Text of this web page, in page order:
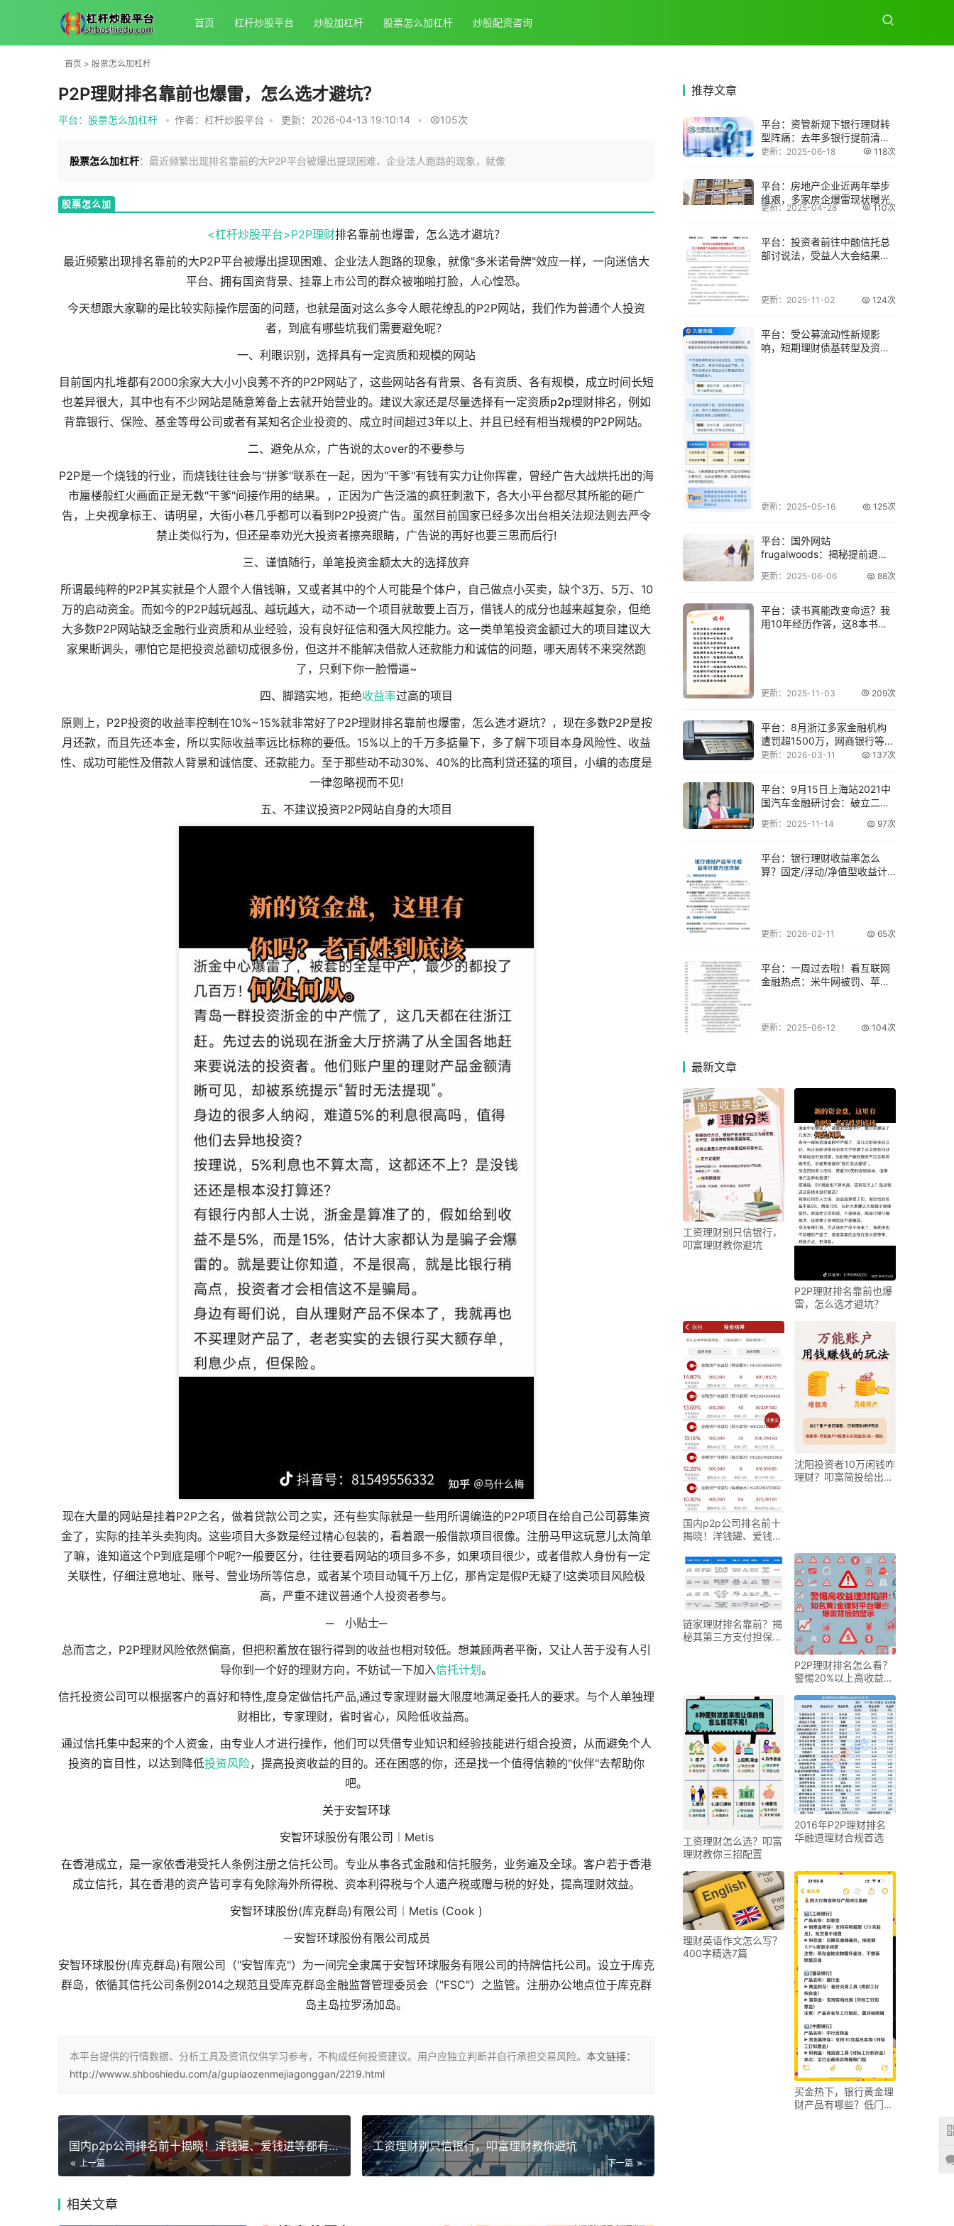
首页 杠杆炒股平台 炒股加杠杆 股票怎么加杠杆 炒股配资咨询
首页 > 股票怎么加杠杆
P2P理财排名靠前也爆雷，怎么选才避坑？
平台：股票怎么加杠杆 • 作者：杠杆炒股平台 • 更新：2026-04-13 19:10:14 • 105次
股票怎么加杠杆：最近频繁出现排名靠前的大P2P平台被爆出提现困难、企业法人跑路的现象，就像
股票怎么加
<杠杆炒股平台>P2P理财排名靠前也爆雷，怎么选才避坑？
最近频繁出现排名靠前的大P2P平台被爆出提现困难、企业法人跑路的现象，就像"多米诺骨牌"效应一样，一向迷信大
平台、拥有国资背景、挂靠上市公司的群众被啪啪打脸，人心惶恐。
今天想跟大家聊的是比较实际操作层面的问题，也就是面对这么多令人眼花缭乱的P2P网站，我们作为普通个人投资
者，到底有哪些坑我们需要避免呢？
一、利眼识别，选择具有一定资质和规模的网站
目前国内扎堆都有2000余家大大小小良莠不齐的P2P网站了，这些网站各有背景、各有资质、各有规模，成立时间长短
也差异很大，其中也有不少网站是随意筹备上去就开始营业的。建议大家还是尽量选择有一定资质p2p理财排名 ，例如
背靠银行、保险、基金等母公司或者有某知名企业投资的、成立时间超过3年以上、并且已经有相当规模的P2P网站。
二、避免从众，广告说的太over的不要参与
P2P是一个烧钱的行业，而烧钱往往会与"拼爹"联系在一起，因为"干爹"有钱有实力让你挥霍，曾经广告大战烘托出的海
市蜃楼般红火画面正是无数"干爹"间接作用的结果。，正因为广告泛滥的疯狂刺激下，各大小平台都尽其所能的砸广
告，上央视拿标王、请明星，大街小巷几乎都可以看到P2P投资广告。虽然目前国家已经多次出台相关法规法则去严令
禁止类似行为，但还是奉劝光大投资者擦亮眼睛，广告说的再好也要三思而后行!
三、谨慎随行，单笔投资金额太大的选择放弃
所谓最纯粹的P2P其实就是个人跟个人借钱嘛，又或者其中的个人可能是个体户，自己做点小买卖，缺个3万、5万、10
万的启动资金。而如今的P2P越玩越乱、越玩越大，动不动一个项目就敢要上百万，借钱人的成分也越来越复杂，但绝
大多数P2P网站缺乏金融行业资质和从业经验，没有良好征信和强大风控能力。这一类单笔投资金额过大的项目建议大
家果断调头，哪怕它是把投资总额切成很多份，但这并不能解决借款人还款能力和诚信的问题，哪天周转不来突然跑
了，只剩下你一脸懵逼~
四、脚踏实地，拒绝收益率过高的项目
原则上，P2P投资的收益率控制在10%~15%就非常好了P2P理财排名靠前也爆雷，怎么选才避坑？，现在多数P2P是按
月还款，而且先还本金，所以实际收益率远比标称的要低。15%以上的千万多掂量下，多了解下项目本身风险性、收益
性、成功可能性及借款人背景和诚信度、还款能力。至于那些动不动30%、40%的比高利贷还猛的项目，小编的态度是
一律忽略视而不见!
五、不建议投资P2P网站自身的大项目
现在大量的网站是挂着P2P之名，做着贷款公司之实，还有些实际就是一些用所谓编造的P2P项目在给自己公司募集资
金了，实际的挂羊头卖狗肉。这些项目大多数是经过精心包装的，看着跟一般借款项目很像。注册马甲这玩意儿太简单
了嘛，谁知道这个P到底是哪个P呢?一般要区分，往往要看网站的项目多不多，如果项目很少，或者借款人身份有一定
关联性，仔细注意地址、账号、营业场所等信息，或者某个项目动辄千万上亿，那肯定是假P无疑了!这类项目风险极
高，严重不建议普通个人投资者参与。
─ 小贴士─
总而言之，P2P理财风险依然偏高，但把积蓄放在银行得到的收益也相对较低。想兼顾两者平衡，又让人苦于没有人引
导你到一个好的理财方向，不妨试一下加入信托计划 。
信托投资公司可以根据客户的喜好和特性,度身定做信托产品,通过专家理财最大限度地满足委托人的要求。与个人单独理
财相比，专家理财，省时省心，风险低收益高。
通过信托集中起来的个人资金，由专业人才进行操作，他们可以凭借专业知识和经验技能进行组合投资，从而避免个人
投资的盲目性，以达到降低投资风险，提高投资收益的目的。还在困惑的你，还是找一个值得信赖的"伙伴"去帮助你
吧。
关于安智环球
安智环球股份有限公司︱Metis
在香港成立，是一家依香港受托人条例注册之信托公司。专业从事各式金融和信托服务，业务遍及全球。客户若于香港
成立信托，其在香港的资产皆可享有免除海外所得税、资本利得税与个人遗产税或赠与税的好处，提高理财效益。
安智环球股份(库克群岛)有限公司︱Metis (Cook )
－安智环球股份有限公司成员
安智环球股份(库克群岛)有限公司（"安智库克"）为一间完全隶属于安智环球服务有限公司的持牌信托公司。设立于库克
群岛，依循其信托公司条例2014之规范且受库克群岛金融监督管理委员会（"FSC"）之监管。注册办公地点位于库克群
岛主岛拉罗汤加岛。
本平台提供的行情数据、分析工具及资讯仅供学习参考，不构成任何投资建议。用户应独立判断并自行承担交易风险。 本文链接：
http://wwww.shboshiedu.com/a/gupiaozenmejiagonggan/2219.html
国内p2p公司排名前十揭晓！洋钱罐、爱钱进等都有谁？
上一篇
工资理财别只信银行，叩富理财教你避坑
下一篇
相关文章
推荐文章
平台：资管新规下银行理财转
型阵痛：去年多银行提前清退
老产品
更新：2025-06-18 118次
平台：房地产企业近两年举步
维艰，多家房企爆雷现状曝光
更新：2025-04-28 110次
平台：投资者前往中融信托总
部讨说法，受益人大会结果成
更新：2025-11-02 124次
平台：受公募流动性新规影
响，短期理财债基转型及资金
更新：2025-05-16 125次
平台：国外网站
frugalwoods：揭秘提前退休
更新：2025-06-06 88次
平台：读书真能改变命运？我
用10年经历作答，这8本书堪
更新：2025-11-03 209次
平台：8月浙江多家金融机构
遭罚超1500万，网商银行等领
罚单
更新：2026-03-11 137次
平台：9月15日上海站2021中
国汽车金融研讨会：破立二手
更新：2025-11-14 97次
平台：银行理财收益率怎么
算？固定/浮动/净值型收益计
更新：2026-02-11 65次
平台：一周过去啦！看互联网
金融热点：米牛网被罚、苹果
更新：2025-06-12 104次
最新文章
工资理财别只信银行，
叩富理财教你避坑
P2P理财排名靠前也爆
雷，怎么选才避坑？
国内p2p公司排名前十
揭晓！洋钱罐、爱钱进
沈阳投资者10万闲钱咋
理财？叩富简投给出实
链家理财排名靠前？揭
秘其第三方支付担保模
P2P理财排名怎么看？
警惕20%以上高收益陷
工资理财怎么选？叩富
理财教你三招配置
2016年P2P理财排名
华融道理财合规首选
理财英语作文怎么写？
400字精选7篇
买金热下，银行黄金理
财产品有哪些？低门槛